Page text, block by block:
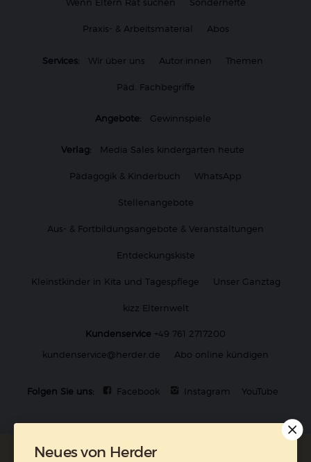
Wenn Eltern Rat suchen Sonderhefte
Praxis- & Arbeitsmaterial Abos
Services: Wir über uns Autor:innen Themen
Päd. Fachbegriffe
Angebote: Gewinnspiele
Verlag: Media Sales kindergarten heute
Pädagogik & Kinderbuch WhatsApp
Stellenangebote
Aus- & Fortbildungsangebote & Veranstaltungen
Entdeckungskiste
Kleinstkinder in Kita und Tagespflege Unser Ganztag
kizz Elternwelt
Kundenservice +49 761 2717200
kundenservice@herder.de
Abo online kündigen
Folgen Sie uns: Facebook Instagram YouTube
Neues von Herder